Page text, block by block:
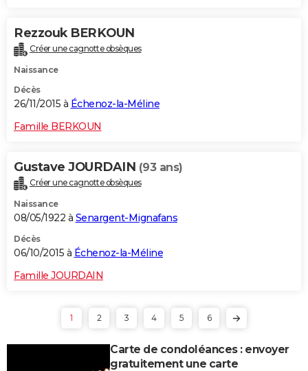
Rezzouk BERKOUN
Créer une cagnotte obsèques
Naissance
Décès
26/11/2015 à Échenoz-la-Méline
Famille BERKOUN
Gustave JOURDAIN (93 ans)
Créer une cagnotte obsèques
Naissance
08/05/1922 à Senargent-Mignafans
Décès
06/10/2015 à Échenoz-la-Méline
Famille JOURDAIN
1 2 3 4 5 6
Carte de condoléances : envoyer
gratuitement une carte